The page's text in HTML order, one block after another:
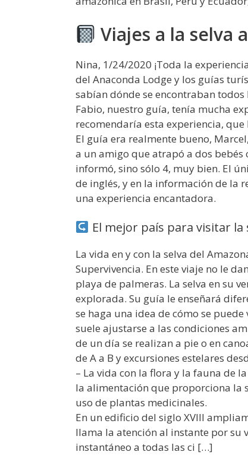
Viajes a la selva
Nina, 1/24/2020 ¡Toda la
del Anaconda Lodge y los guías
sabían dónde se encontraban
Fabio, nuestro guía, tenía mucha
recomendaría esta experiencia,
El guía era realmente bueno,
a un amigo que atrapó a dos bebés
informó, sino sólo 4, muy bien. El
de inglés, y en la información de la
una experiencia encantadora.
El mejor país para visitar la
La vida en y con la selva del
Supervivencia. En este viaje no le
playa de palmeras. La selva en su
explorada. Su guía le enseñará
se haga una idea de cómo se
suele ajustarse a las condiciones
de un día se realizan a pie o en
de A a B y excursiones estelares
– La vida con la flora y la fauna de
la alimentación que proporciona la
uso de plantas medicinales.
En un edificio del siglo XVIII
llama la atención al instante por su
instantáneo a todas las ci […]